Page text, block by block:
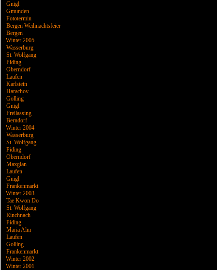
Gnigl
Gmunden
Fototermin
Bergen Weihnachtsfeier
Bergen
Winter 2005
Wasserburg
St. Wolfgang
Piding
Oberndorf
Laufen
Karlstein
Harachov
Golling
Gnigl
Freilassing
Berndorf
Winter 2004
Wasserburg
St. Wolfgang
Piding
Oberndorf
Maxglan
Laufen
Gnigl
Frankenmarkt
Winter 2003
Tae Kwon Do
St. Wolfgang
Rinchnach
Piding
Maria Alm
Laufen
Golling
Frankenmarkt
Winter 2002
Winter 2001